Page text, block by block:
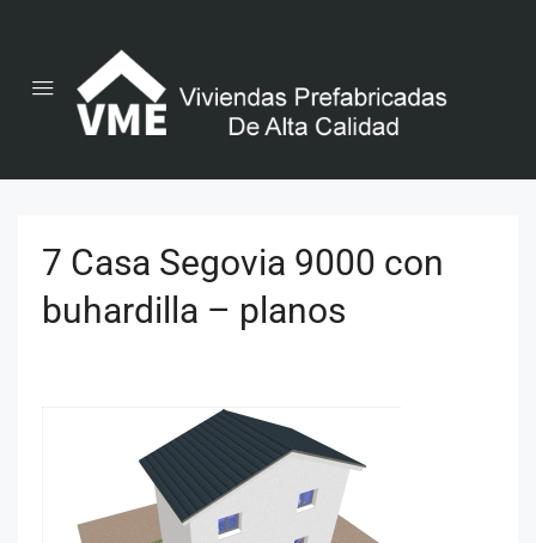
7 Casa Segovia 9000 con
buhardilla – planos